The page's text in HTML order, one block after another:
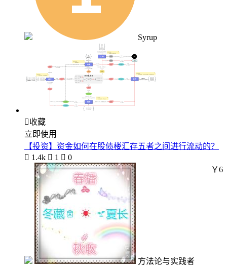
Syrup
收藏
立即使用
【投资】资金如何在股债楼汇存五者之间进行流动的？
 1.4k  1  0
方法论与实践者
￥6